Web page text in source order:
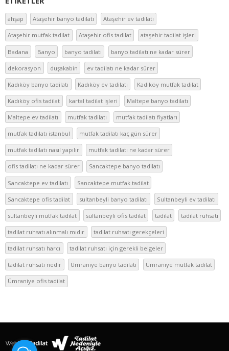
ahşap Ataşehir banyo tadilatı Ataşehir ev tadilatı
Ataşehir mutfak tadilat Ataşehir ofis tadilat ataşehir tadilat işleri
Badana Banyo banyo tadilatı banyo tadilatı ne kadar sürer
dekorasyon duşakabin ev tadilatı ne kadar sürer
Kadıköy banyo tadilatı Kadıköy ev tadilatı Kadıköy mutfak tadilat
Kadıköy ofis tadilat kartal tadilat işleri Maltepe banyo tadilatı
Maltepe ev tadilatı mutfak tadilatı mutfak tadilatı fiyatları
mutfak tadilatı istanbul mutfak tadilatı kaç gün sürer
mutfak tadilatı nasıl yapılır mutfak tadilatı ne kadar sürer
ofis tadilatı ne kadar sürer Sancaktepe banyo tadilatı
Sancaktepe ev tadilatı Sancaktepe mutfak tadilat
Sancaktepe ofis tadilat sultanbeyli banyo tadilatı Sultanbeyli ev tadilatı
sultanbeyli mutfak tadilat sultanbeyli ofis tadilat tadilat tadilat ruhsatı
tadilat ruhsatı alınmalı mıdır tadilat ruhsatı gerekçeleri
tadilat ruhsatı harcı tadilat ruhsatı için gerekli belgeler
tadilat ruhsatı nedir Ümraniye banyo tadilatı Ümraniye mutfak tadilat
Ümraniye ofis tadilat